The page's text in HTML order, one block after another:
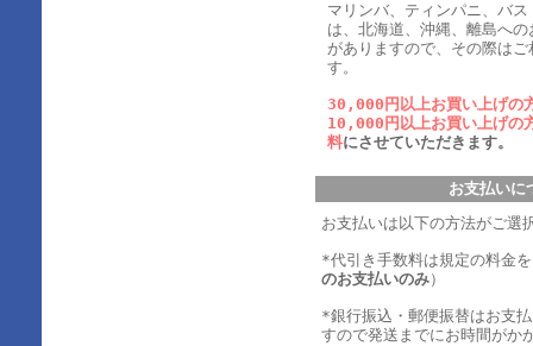
マリンバ、ティンパニ、バ
は、北海道、沖縄、離島へ
がありますので、その際は
す。
30,000円以上お買い上げの
10,000円以上お買い上げの
料にさせていただきます。
お支払いに
お支払いは以下の方法がご選
*代引き手数料は規定の料金
のお支払いのみ）
*銀行振込・郵便振替はお支
すので発送までにお時間がか